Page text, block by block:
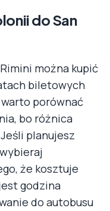
do San
można kupić
biletowych
porównać
bo różnica
planujesz
że kosztuje
godzina
do autobusu